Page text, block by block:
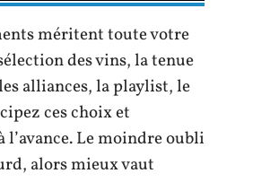
méritent toute votre
des vins, la tenue
alliances, la playlist, le
ces choix et
l’avance. Le moindre oubli
alors mieux vaut